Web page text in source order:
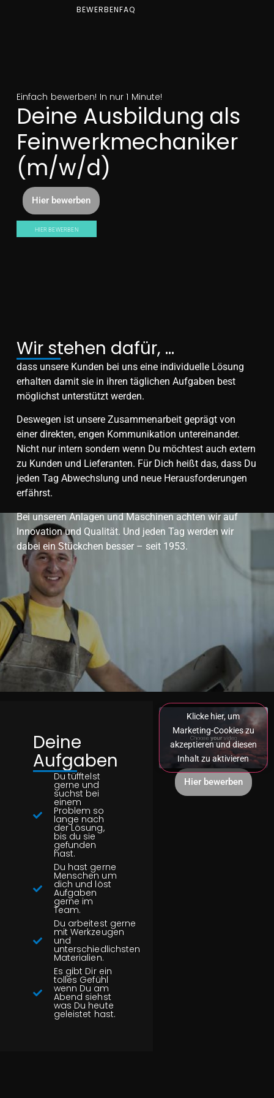
BEWERBENFAQ
Einfach bewerben! In nur 1 Minute!
Deine Ausbildung als
Feinwerkmechaniker
(m/w/d)
Hier bewerben
HIER BEWERBEN
Wir stehen dafür, ...
dass unsere Kunden bei uns eine individuelle Lösung
erhalten damit sie in ihren täglichen Aufgaben best
möglichst unterstützt werden.
Deswegen ist unsere Zusammenarbeit geprägt von
einer direkten, engen Kommunikation untereinander.
Nicht nur intern sondern wenn Du möchtest auch extern
zu Kunden und Lieferanten. Für Dich heißt das, dass Du
jeden Tag Abwechslung und neue Herausforderungen
erfährst.
Bei unseren Anlagen und Maschinen achten wir auf
Innovation und Qualität. Und jeden Tag werden wir
dabei ein Stückchen besser – seit 1953.
Deine
Aufgaben
Du tüfftelst
gerne und
suchst bei
einem
Problem so
lange nach
der Lösung,
bis du sie
gefunden
hast.
Du hast gerne
Menschen um
dich und löst
Aufgaben
gerne im
Team.
Du arbeitest gerne
mit Werkzeugen
und
unterschiedlichsten
Materialien.
Es gibt Dir ein
tolles Gefühl
wenn Du am
Abend siehst
was Du heute
geleistet hast.
Klicke hier, um
Marketing-Cookies zu
akzeptieren und diesen
Inhalt zu aktivieren
Hier bewerben